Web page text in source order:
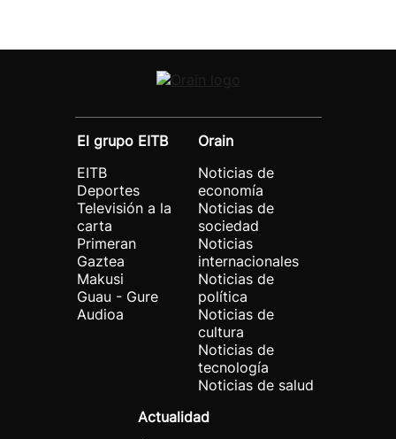
El grupo EITB
EITB
Deportes
Televisión a la
carta
Primeran
Gaztea
Makusi
Guau - Gure
Audioa
Orain
Noticias de
economía
Noticias de
sociedad
Noticias
internacionales
Noticias de
política
Noticias de
cultura
Noticias de
tecnología
Noticias de salud
Actualidad